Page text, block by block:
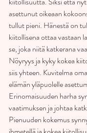
asettunut oikeaan
tullut pieni. Hänestä on
kiitollisena ottaa vastaan
se, joka niitä katkerana
Nöyryys ja kyky kokea
siis yhteen. Kuvitelma
elämän yläpuolelle
Erinomaisuuden harha
vaatimuksen ja johtaa
Pienuuden kokemus